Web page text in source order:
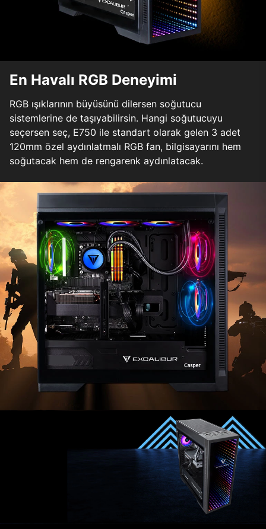
En Havalı RGB Deneyimi
RGB ışıklarının büyüsünü dilersen soğutucu
sistemlerine de taşıyabilirsin. Hangi soğutucuyu
seçersen seç, E750 ile standart olarak gelen 3 adet
120mm özel aydınlatmalı RGB fan, bilgisayarını hem
soğutacak hem de rengarenk aydınlatacak.